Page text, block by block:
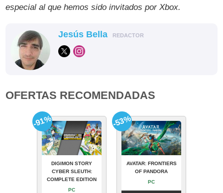
especial al que hemos sido invitados por Xbox.
Jesús Bella REDACTOR
OFERTAS RECOMENDADAS
DIGIMON STORY
CYBER SLEUTH:
COMPLETE EDITION
PC
-91%
AVATAR: FRONTIERS
OF PANDORA
PC
-53%